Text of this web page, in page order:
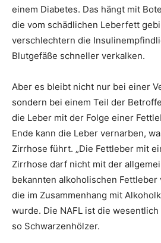
einem Diabetes. Das hängt mit
die vom schädlichen Leberfett
verschlechtern die
Blutgefäße schneller verkalken.
Aber es bleibt nicht nur bei einer
sondern bei einem Teil der
die Leber mit der Folge einer
Ende kann die Leber vernarben,
Zirrhose führt. „Die Fettleber mit
Zirrhose darf nicht mit der
bekannten alkoholischen
die im Zusammenhang mit
wurde. Die NAFL ist die wesentlich
so Schwarzenhölzer.